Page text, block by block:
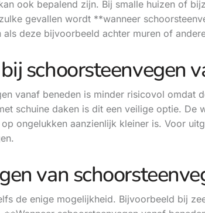
ook bepalend zijn. Bij smalle huizen of
gevallen wordt **wanneer
deze bijvoorbeeld achter muren of
schoorsteenvegen
vanaf beneden is minder risicovol omdat
schuine daken is dit een veilige optie. De
ongelukken aanzienlijk kleiner is. Voor
van
de enige mogelijkheid. Bijvoorbeeld bij